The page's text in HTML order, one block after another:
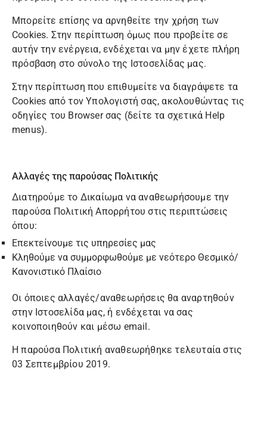
Μπορείτε επίσης να αρνηθείτε την χρήση των
Cookies. Στην περίπτωση όμως που προβείτε σε
αυτήν την ενέργεια, ενδέχεται να μην έχετε πλήρη
πρόσβαση στο σύνολο της Ιστοσελίδας μας.
Στην περίπτωση που επιθυμείτε να διαγράψετε τα
Cookies από τον Υπολογιστή σας, ακολουθώντας τις
οδηγίες του Browser σας (δείτε τα σχετικά Help
menus).
Αλλαγές της παρούσας Πολιτικής
Διατηρούμε το Δικαίωμα να αναθεωρήσουμε την
παρούσα Πολιτική Απορρήτου στις περιπτώσεις
όπου:
Επεκτείνουμε τις υπηρεσίες μας
Κληθούμε να συμμορφωθούμε με νεότερο Θεσμικό/
Κανονιστικό Πλαίσιο
Οι όποιες αλλαγές/αναθεωρήσεις θα αναρτηθούν
στην Ιστοσελίδα μας, ή ενδέχεται να σας
κοινοποιηθούν και μέσω email.
Η παρούσα Πολιτική αναθεωρήθηκε τελευταία στις
03 Σεπτεμβρίου 2019.